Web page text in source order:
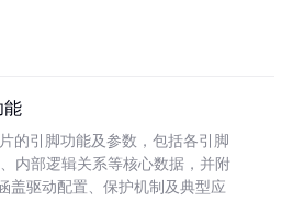
能
的引脚功能及参数，包括各引脚
内部逻辑关系等核心数据，并附
盖驱动配置、保护机制及典型应